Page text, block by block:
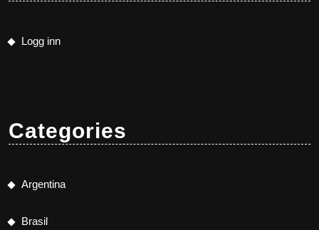
Logg inn
Categories
Argentina
Brasil